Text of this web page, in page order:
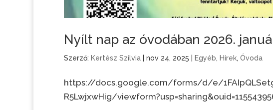
Nyílt nap az óvodában 2026.
Szerző: Kertész Szilvia| nov 24, 2025 Egyéb, Hírek, Óvoda
https://docs.google.com/forms/d/e/
R5LwjxwHig/